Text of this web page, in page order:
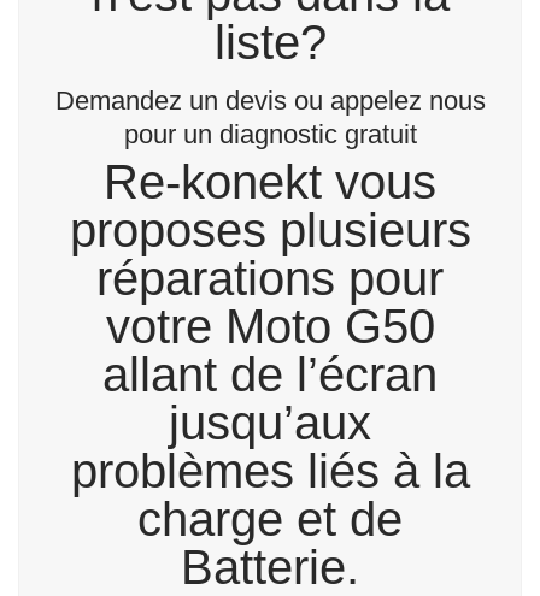
liste?
Demandez un devis ou appelez nous
pour un diagnostic gratuit
Re-konekt vous
proposes plusieurs
réparations pour
votre Moto G50
allant de l’écran
jusqu’aux
problèmes liés à la
charge et de
Batterie.